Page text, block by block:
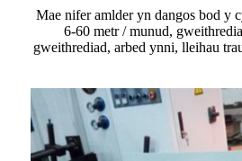
Mae nifer amlder yn dangos bod y
6-60 metr / munud,
gweithrediad, arbed ynni, lleihau